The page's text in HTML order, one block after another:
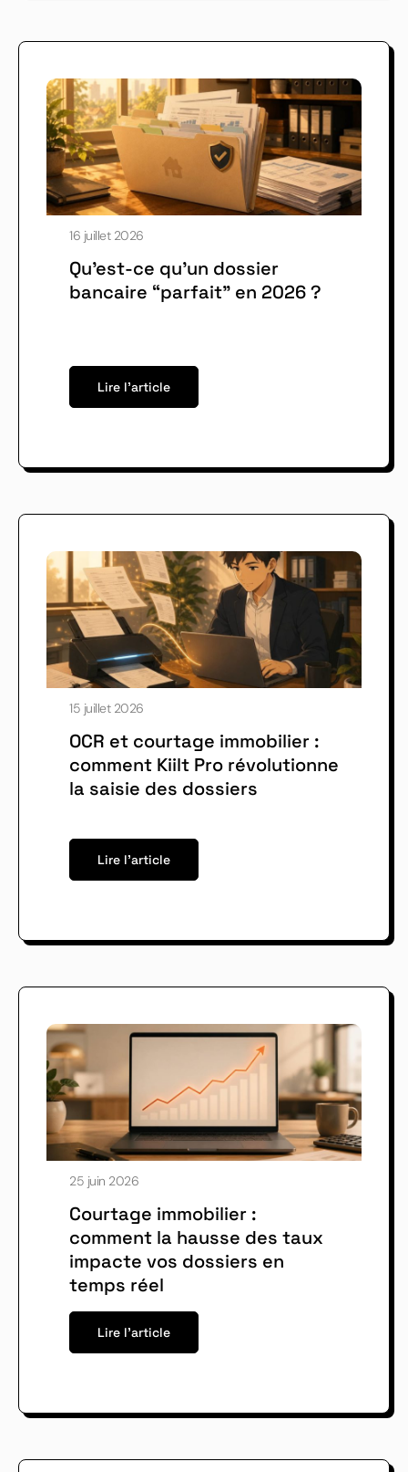
16 juillet 2026
Qu’est-ce qu’un dossier
bancaire “parfait” en 2026 ?
Lire l'article
15 juillet 2026
OCR et courtage immobilier :
comment Kiilt Pro révolutionne
la saisie des dossiers
Lire l'article
25 juin 2026
Courtage immobilier :
comment la hausse des taux
impacte vos dossiers en
temps réel
Lire l'article